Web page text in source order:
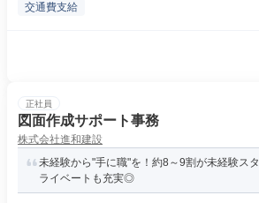
交通費支給
正社員
図面作成サポート事務
株式会社進和建設
未経験から"手に職"を！約8～9割が未経験ス
ライベートも充実◎